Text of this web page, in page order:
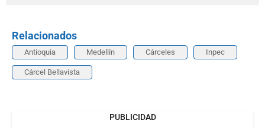
Relacionados
Antioquia Medellín Cárceles Inpec
Cárcel Bellavista
PUBLICIDAD